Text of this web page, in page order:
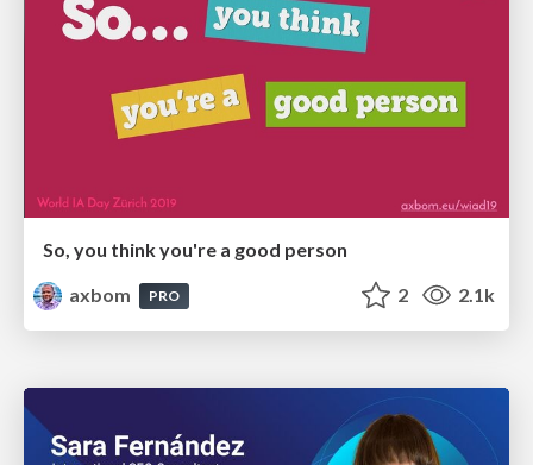
So, you think you're a good person
axbom
PRO 2 2.1k